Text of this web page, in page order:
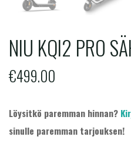
NIU KQI2 PRO
€499.00
Löysitkö paremman hinnan?
sinulle paremman tarjouksen!